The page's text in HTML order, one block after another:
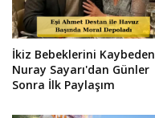
İkiz Bebeklerini Kaybeden
Nuray Sayarı'dan Günler
Sonra İlk Paylaşım